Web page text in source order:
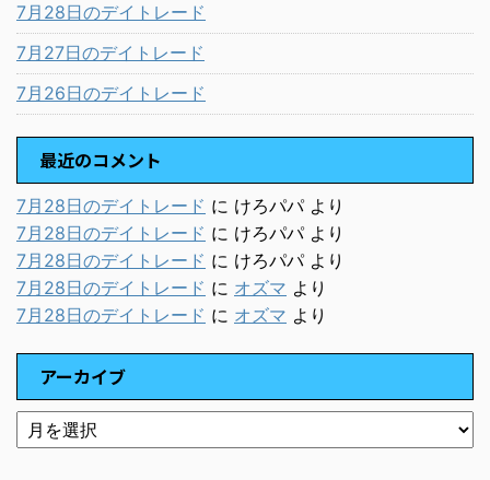
7月28日のデイトレード
7月27日のデイトレード
7月26日のデイトレード
最近のコメント
7月28日のデイトレード に けろパパより
7月28日のデイトレード に けろパパより
7月28日のデイトレード に けろパパより
7月28日のデイトレード に オズマ より
7月28日のデイトレード に オズマ より
アーカイブ